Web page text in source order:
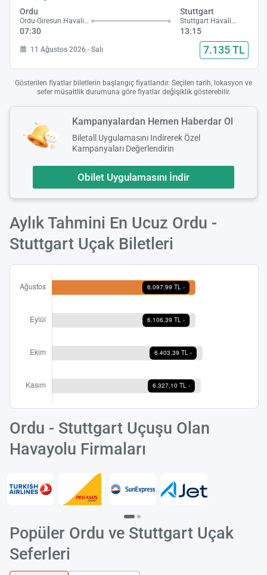
Ordu
Ordu-Giresun Havalimanı
07:30
Stuttgart
Stuttgart Havalimanı
13:15
11 Ağustos 2026 - Salı 7.135 TL
Gösterilen fiyatlar biletlerin başlangıç fiyatlarıdır. Seçilen tarih, lokasyon ve
sefer müsaitlik durumuna göre fiyatlar değişiklik gösterebilir.
Kampanyalardan Hemen Haberdar Ol
Biletall Uygulamasını Indirerek Özel
Kampanyaları Değerlendirin
Obilet Uygulamasını İndir
Aylık Tahmini En Ucuz Ordu -
Stuttgart Uçak Biletleri
Ordu - Stuttgart Uçuşu Olan
Havayolu Firmaları
Popüler Ordu ve Stuttgart Uçak
Seferleri